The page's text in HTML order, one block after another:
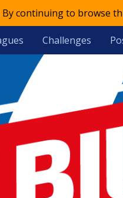
By continuing to browse
Challenges